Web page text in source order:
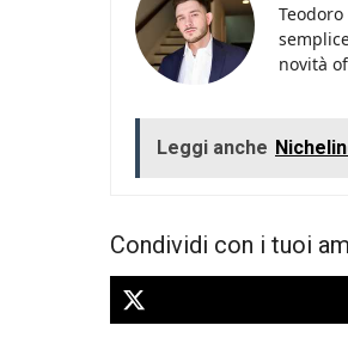
novità
Leggi anche
Condividi con i tuoi